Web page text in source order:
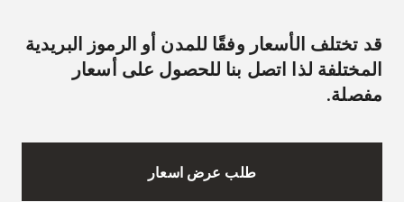
قد تختلف الأسعار وفقًا للمدن أو الرموز البريدية
المختلفة لذا اتصل بنا للحصول على أسعار
مفصلة.
طلب عرض اسعار